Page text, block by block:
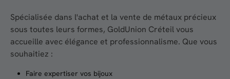
Spécialisée dans l'achat et la vente de métaux précieux
sous toutes leurs formes, GoldUnion Créteil vous
accueille avec élégance et professionnalisme. Que vous
souhaitiez :
Faire expertiser vos bijoux